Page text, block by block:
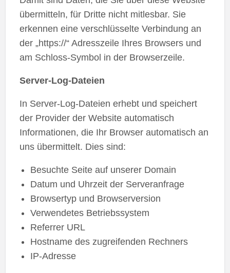
übermitteln, für Dritte nicht mitlesbar. Sie
erkennen eine verschlüsselte Verbindung an
der „https://“ Adresszeile Ihres Browsers und
am Schloss-Symbol in der Browserzeile.
Server-Log-Dateien
In Server-Log-Dateien erhebt und speichert
der Provider der Website automatisch
Informationen, die Ihr Browser automatisch an
uns übermittelt. Dies sind:
Besuchte Seite auf unserer Domain
Datum und Uhrzeit der Serveranfrage
Browsertyp und Browserversion
Verwendetes Betriebssystem
Referrer URL
Hostname des zugreifenden Rechners
IP-Adresse